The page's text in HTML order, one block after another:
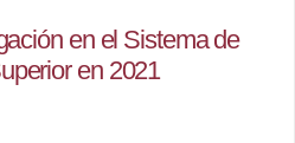
en el Sistema de
en 2021